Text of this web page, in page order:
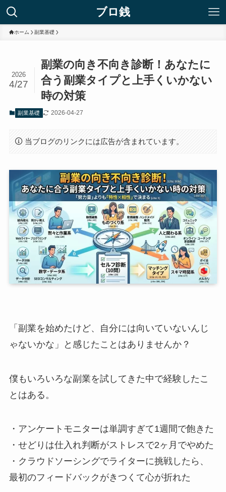
ブロ銭
ホーム 副業基礎
副業の向き不向き診断！あなたに
合う副業タイプと上手くいかない
時の対策
2026
4/27
副業基礎 2026-04-27
当ブログのリンクには広告が含まれています。
「副業を始めたけど、自分には向いていないんじ
ゃないかな」と感じたことはありませんか？
僕もいろいろな副業を試してきた中で経験したこ
とはある。
・アンケートモニターは単調すぎて1週間で飽きた
・せどりは仕入れ判断がストレスで2ヶ月でやめた
・クラウドソーシングでライターに挑戦したら、
最初のフィードバックがきつくて心が折れた